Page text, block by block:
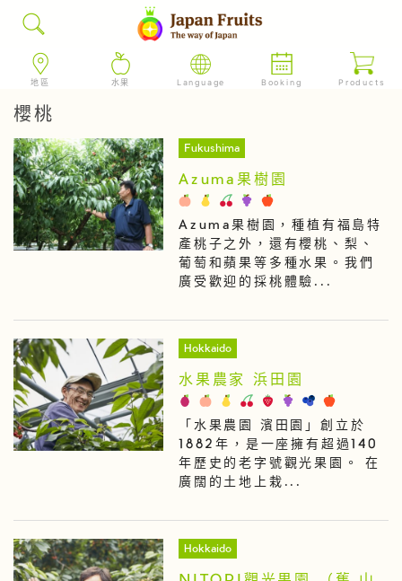
地區 水果 Language Booking Products
櫻桃
Fukushima
Azuma果樹園
Azuma果樹園，種植有福島特
產桃子之外，還有櫻桃、梨、
葡萄和蘋果等多種水果。我們
廣受歡迎的採桃體驗...
Hokkaido
水果農家 浜田園
「水果農園 濱田園」創立於
1882年，是一座擁有超過140
年歷史的老字號觀光果園。 在
廣闊的土地上栽...
Hokkaido